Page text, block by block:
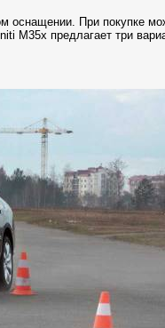
оснащении. При покупке
М35х предлагает три